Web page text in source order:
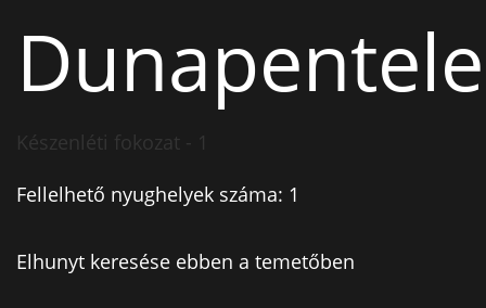
Dunapentele
Készenléti fokozat - 1
Fellelhető nyughelyek száma: 1
Elhunyt keresése ebben a temetőben